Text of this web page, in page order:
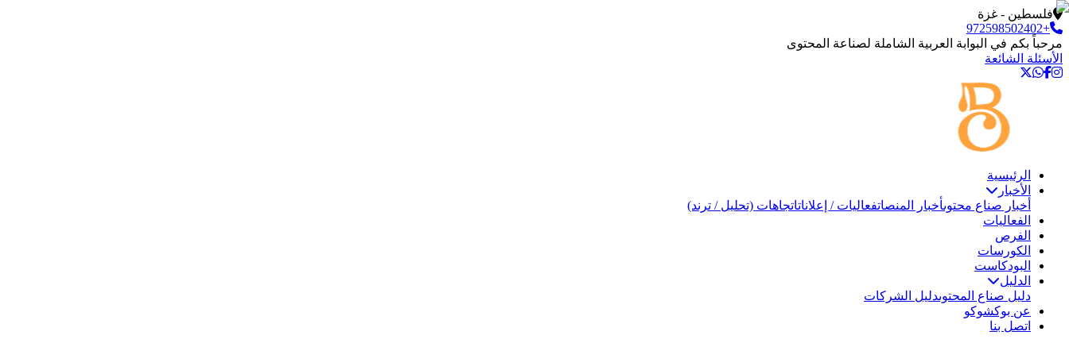
فلسطين - غزة
+972598502402
مرحباً بكم في البوابة العربية الشاملة لصناعة المحتوى
الأسئلة الشائعة
الرئيسية
الأخبار
أخبار صناع محتوىأخبار المنصاتفعاليات / إعلاناتاتجاهات (تحليل / ترند)
الفعاليات
الفرص
الكورسات
البودكاست
الدليل
دليل صناع المحتوىدليل الشركات
عن بوكشوكو
اتصل بنا